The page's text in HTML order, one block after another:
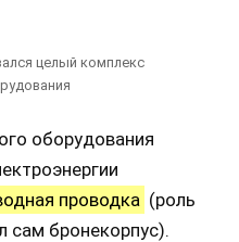
целый комплекс
оборудования
проводка (роль
сам бронекорпус).